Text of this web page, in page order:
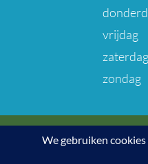
vrijdag
zaterdag
zondag